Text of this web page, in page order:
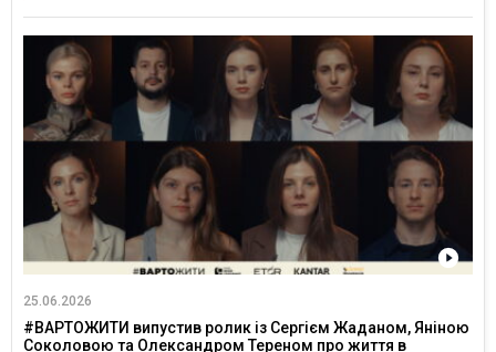
25.06.2026
#ВАРТОЖИТИ випустив ролик із Сергієм Жаданом, Яніною
Соколовою та Олександром Тереном про життя в